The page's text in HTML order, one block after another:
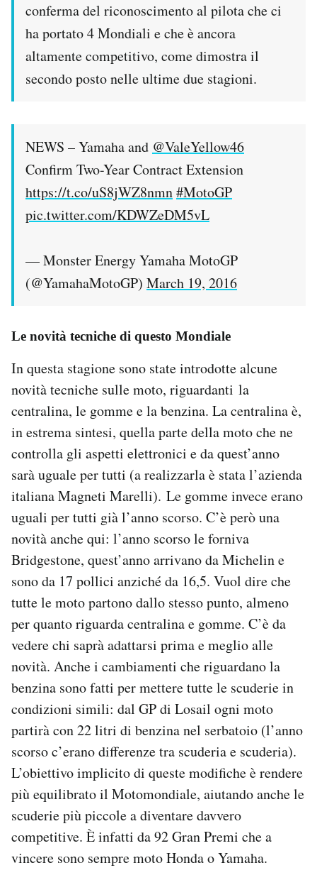
conferma del riconoscimento al pilota che ci
ha portato 4 Mondiali e che è ancora
altamente competitivo, come dimostra il
secondo posto nelle ultime due stagioni.
NEWS – Yamaha and @ValeYellow46
Confirm Two-Year Contract Extension
https://t.co/uS8jWZ8nmn#MotoGP
pic.twitter.com/KDWZeDM5vL
— Monster Energy Yamaha MotoGP
(@YamahaMotoGP) March 19, 2016
Le novità tecniche di questo Mondiale
In questa stagione sono state introdotte alcune
novità tecniche sulle moto, riguardanti la
centralina, le gomme e la benzina. La centralina è,
in estrema sintesi, quella parte della moto che ne
controlla gli aspetti elettronici e da quest’anno
sarà uguale per tutti (a realizzarla è stata l’azienda
italiana Magneti Marelli). Le gomme invece erano
uguali per tutti già l’anno scorso. C’è però una
novità anche qui: l’anno scorso le forniva
Bridgestone, quest’anno arrivano da Michelin e
sono da 17 pollici anziché da 16,5. Vuol dire che
tutte le moto partono dallo stesso punto, almeno
per quanto riguarda centralina e gomme. C’è da
vedere chi saprà adattarsi prima e meglio alle
novità. Anche i cambiamenti che riguardano la
benzina sono fatti per mettere tutte le scuderie in
condizioni simili: dal GP di Losail ogni moto
partirà con 22 litri di benzina nel serbatoio (l’anno
scorso c’erano differenze tra scuderia e scuderia).
L’obiettivo implicito di queste modifiche è rendere
più equilibrato il Motomondiale, aiutando anche le
scuderie più piccole a diventare davvero
competitive. È infatti da 92 Gran Premi che a
vincere sono sempre moto Honda o Yamaha.